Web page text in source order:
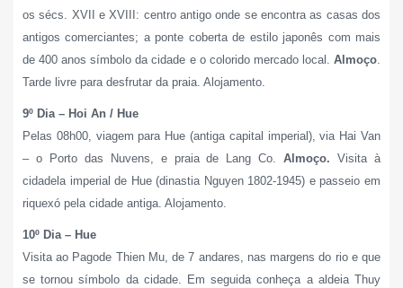
os sécs. XVII e XVIII: centro antigo onde se encontra as casas dos
antigos comerciantes; a ponte coberta de estilo japonês com mais
de 400 anos símbolo da cidade e o colorido mercado local. Almoço
Tarde livre para desfrutar da praia. Alojamento.
9º Dia – Hoi An / Hue
Pelas 08h00, viagem para Hue (antiga capital imperial), via Hai Van
– o Porto das Nuvens, e praia de Lang Co.Almoço. Visita à
cidadela imperial de Hue (dinastia Nguyen 1802-1945) e passeio em
riquexó pela cidade antiga. Alojamento.
10º Dia – Hue
Visita ao Pagode Thien Mu, de 7 andares, nas margens do rio e que
se tornou símbolo da cidade. Em seguida conheça a aldeia Thuy